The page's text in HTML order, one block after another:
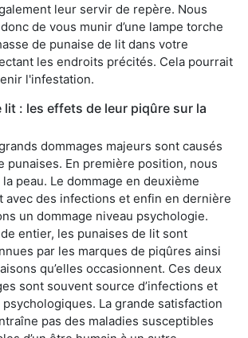
leur servir de repère. Nous
de vous munir d’une lampe torche
de punaise de lit dans votre
les endroits précités. Cela pourrait
l'infestation.
lit : les effets de leur piqûre sur la
dommages majeurs sont causés
punaises. En première position, nous
peau. Le dommage en deuxième
avec des infections et enfin en dernière
un dommage niveau psychologie.
entier, les punaises de lit sont
par les marques de piqûres ainsi
qu’elles occasionnent. Ces deux
sont souvent source d’infections et
La grande satisfaction
pas des maladies susceptibles